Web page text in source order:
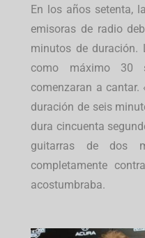
En los años setenta,
emisoras de radio
minutos de duración.
como máximo 30
comenzaran a cantar.
duración de seis
dura cincuenta
guitarras de dos
completamente
acostumbraba.